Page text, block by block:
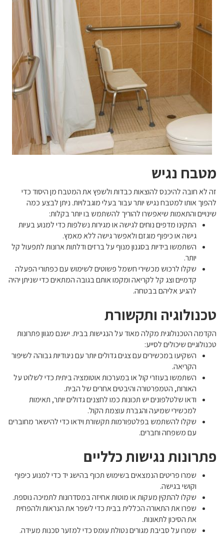
מטבח נגיש
זה לא חובה להיכנס להוצאות כבדות ולשפץ את המטבח מן היסוד כדי
להפוך אותו למטבח נגיש יותר עבור בעלי מוגבלויות. ניתן לבצע כמה
שינויים והתאמות שיאפשרו להוריך להשתמש בו יותר בקלות:
התקינו מדפים נוחים לגישה או מגירות נשלפות כדי למנוע בעיות
גישה או כיפוף מוגזם ולאפשר גישה ללא מאמץ.
השתמשו בידיות בסגנון מנוף על ברזים ודלתות ארונות לתפעול קל
יותר.
שקלו לרכוש מכשירי חשמל פשוטים לשימוש עם כפתורי הפעלה
קדמיים וצג קל לקריאה ומקמו אותם בגובה המתאים כדי שניתן יהיה
להגיע אליהם בבטחה.
טכנולוגיה ותקשורת
הקדמה הטכנולוגית מקלה מאוד על הנגישות בבית. ישנם מגוון פתרונות
טכנולוגיים שיכולים לסייע:
השקיעו במכשירים עם צגים גדולים יותר עם ניגודיות גבוהה לשיפור
הקריאה.
השתמשו בעוזרי קול או במערכות אוטומציה ביתית כדי לשלוט על
האורות, הטמפרטורה והיבטים אחרים של הבית.
ודאו שלטלפונים יש תכונות כמו לחצנים גדולים יותר, תאימות
למכשירי שמיעה והגברת עוצמת הקול.
שקלו להשתמש בפלטפורמות תקשורת וידאו כדי להישאר מחוברים
עם משפחה וחברים.
פתרונות נגישות כלליים
שמרו פריטים הנמצאים בשימוש תכוף בהישג יד כדי למנוע כיפוף
וקושי בגישה.
שקלו להתקין מעקות או מוטות אחיזה במסדרונות לתמיכה נוספת.
שפרו את התאורה הכללית בבית כדי לשפר את הנראות ולהפחית
את הסיכון לתאונות.
שמרו על סביבת מגורים נטולת עומס כדי למזער סכנות מעידה.